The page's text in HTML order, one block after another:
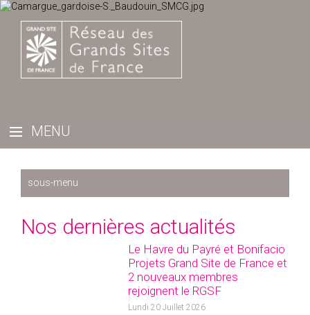
2025
Nos dernières actualités
Le Havre du Payré et Bonifacio
Projets Grand Site de France et
2 nouveaux membres
rejoignent le RGSF
Lundi 20 Juillet 2026